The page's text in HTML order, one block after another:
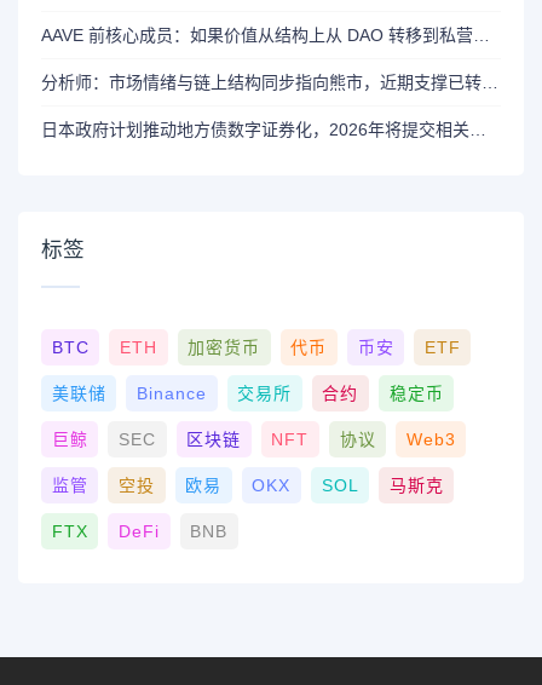
标签
BTC ETH 加密货币 代币 币安 ETF
美联储 Binance 交易所 合约 稳定币
巨鲸 SEC 区块链 NFT 协议 Web3
监管 空投 欧易 OKX SOL 马斯克
FTX DeFi BNB